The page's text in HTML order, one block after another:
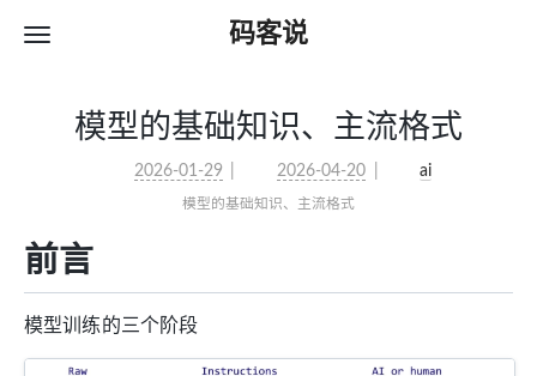
码客说
模型的基础知识、主流格式
2026-01-29 2026-04-20 ai
模型的基础知识、主流格式
前言
模型训练的三个阶段